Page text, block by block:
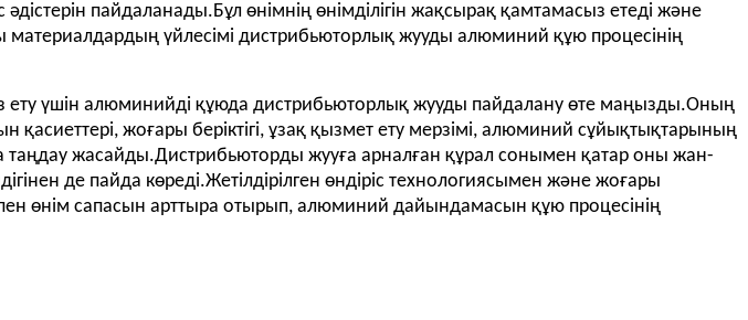
пайдаланады.Бұл өнімнің өнімділігін жақсырақ қамтамасыз етеді және
материалдардың үйлесімі дистрибьюторлық жууды алюминий құю процесінің
үшін алюминийді құюда дистрибьюторлық жууды пайдалану өте маңызды.Оның
жоғары беріктігі, ұзақ қызмет ету мерзімі, алюминий сұйықтықтарының
таңдау жасайды.Дистрибьюторды жууға арналған құрал сонымен қатар оны жан-
де пайда көреді.Жетілдірілген өндіріс технологиясымен және жоғары
өнім сапасын арттыра отырып, алюминий дайындамасын құю процесінің